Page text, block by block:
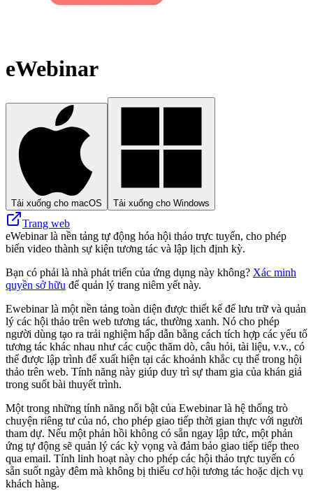
eWebinar
Tải xuống cho macOS Tải xuống cho Windows
Trang web
eWebinar là nền tảng tự động hóa hội thảo trực tuyến, cho phép
biến video thành sự kiện tương tác và lập lịch định kỳ.
Bạn có phải là nhà phát triển của ứng dụng này không? Xác minh
quyền sở hữu để quản lý trang niêm yết này.
Ewebinar là một nền tảng toàn diện được thiết kế để lưu trữ và quản
lý các hội thảo trên web tương tác, thường xanh. Nó cho phép
người dùng tạo ra trải nghiệm hấp dẫn bằng cách tích hợp các yếu tố
tương tác khác nhau như các cuộc thăm dò, câu hỏi, tài liệu, v.v., có
thể được lập trình để xuất hiện tại các khoảnh khắc cụ thể trong hội
thảo trên web. Tính năng này giúp duy trì sự tham gia của khán giả
trong suốt bài thuyết trình.
Một trong những tính năng nổi bật của Ewebinar là hệ thống trò
chuyện riêng tư của nó, cho phép giao tiếp thời gian thực với người
tham dự. Nếu một phản hồi không có sẵn ngay lập tức, một phản
ứng tự động sẽ quản lý các kỳ vọng và đảm bảo giao tiếp tiếp theo
qua email. Tính linh hoạt này cho phép các hội thảo trực tuyến có
sẵn suốt ngày đêm mà không bị thiếu cơ hội tương tác hoặc dịch vụ
khách hàng.